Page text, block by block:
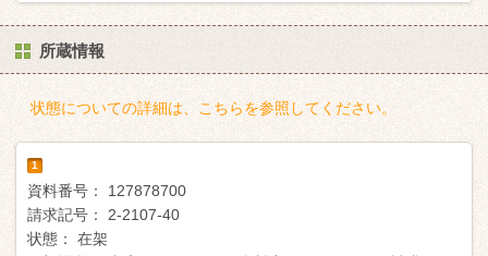
所蔵情報
状態についての詳細は、こちらを参照してください。
1
資料番号：
127878700
請求記号：
2-2107-40
状態：
在架